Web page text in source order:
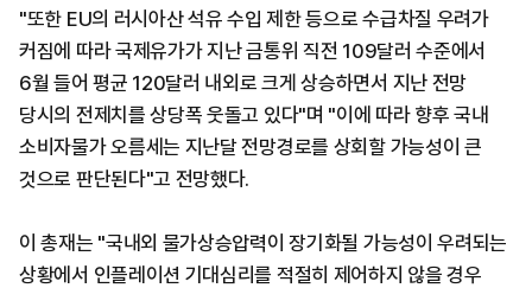
"또한 EU의 러시아산 석유 수입 제한 등으로 수급차질 우려가
커짐에 따라 국제유가가 지난 금통위 직전 109달러 수준에서
6월 들어 평균 120달러 내외로 크게 상승하면서 지난 전망
당시의 전제치를 상당폭 웃돌고 있다"며 "이에 따라 향후 국내
소비자물가 오름세는 지난달 전망경로를 상회할 가능성이 큰
것으로 판단된다"고 전망했다.
이 총재는 "국내외 물가상승압력이 장기화될 가능성이 우려되는
상황에서 인플레이션 기대심리를 적절히 제어하지 않을 경우